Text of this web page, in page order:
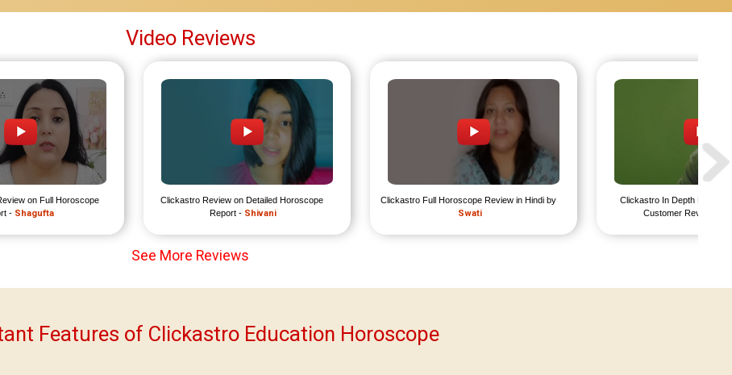
Video Reviews
on Full Horoscope
- Shagufta
Clickastro Review on Detailed Horoscope
Report - Shivani Swati
Clickastro In Depth
Customer Review by
See More Reviews
Features of Clickastro Education Horoscope